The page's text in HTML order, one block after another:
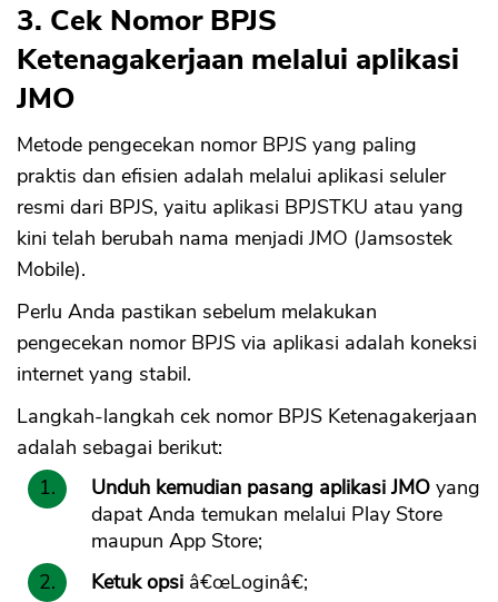
3. Cek Nomor BPJS
Ketenagakerjaan melalui aplikasi
JMO
Metode pengecekan nomor BPJS yang paling
praktis dan efisien adalah melalui aplikasi seluler
resmi dari BPJS, yaitu aplikasi BPJSTKU atau yang
kini telah berubah nama menjadi JMO (Jamsostek
Mobile).
Perlu Anda pastikan sebelum melakukan
pengecekan nomor BPJS via aplikasi adalah koneksi
internet yang stabil.
Langkah-langkah cek nomor BPJS Ketenagakerjaan
adalah sebagai berikut:
Unduh kemudian pasang aplikasi JMO yang
dapat Anda temukan melalui Play Store
maupun App Store;
Ketuk opsi â€œLoginâ€;